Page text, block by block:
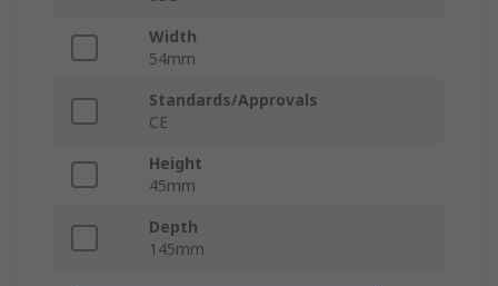
Width
54mm
Standards/Approvals
CE
Height
45mm
Depth
145mm